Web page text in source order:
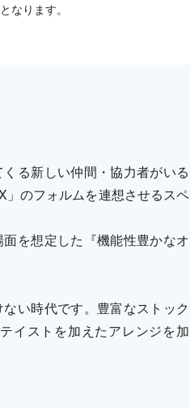
なります。
る新しい仲間・協力者がいる
」のフォルムを連想させるスペ
を想定した『機能性豊かなオ
い時代です。豊富なストック
イストを加えたアレンジを加